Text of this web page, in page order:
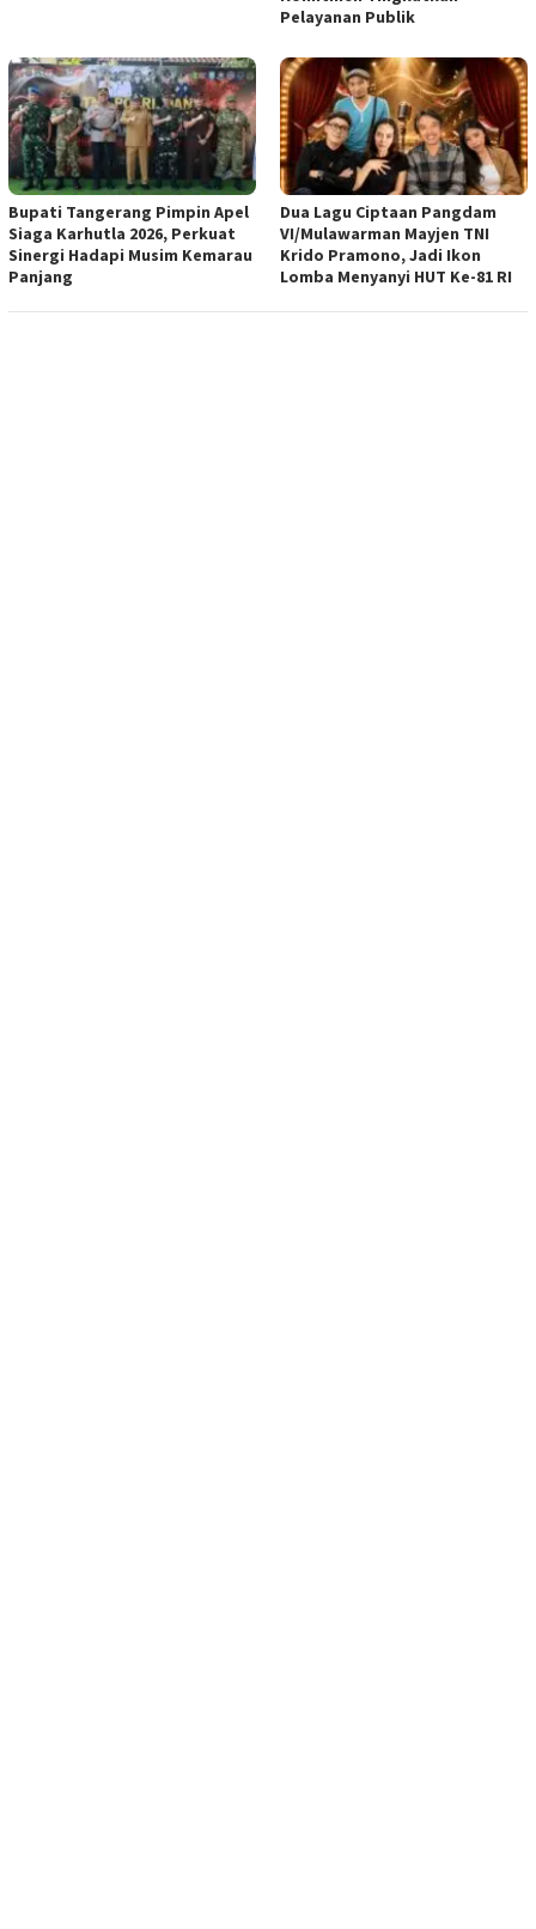
Pelayanan Publik
Bupati Tangerang Pimpin Apel
Siaga Karhutla 2026, Perkuat
Sinergi Hadapi Musim Kemarau
Panjang
Dua Lagu Ciptaan Pangdam
VI/Mulawarman Mayjen TNI
Krido Pramono, Jadi Ikon
Lomba Menyanyi HUT Ke-81 RI